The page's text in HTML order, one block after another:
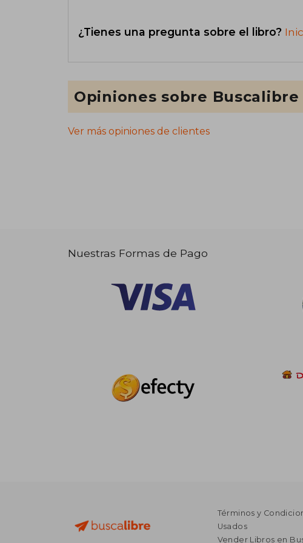
¿Tienes una pregunta sobre el libro?
Opiniones sobre Buscalibre
Ver más opiniones de clientes
Nuestras Formas de Pago
Términos y
Usados
Vender Libros en